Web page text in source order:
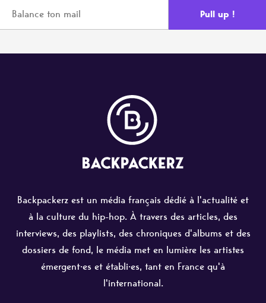
Backpackerz est un média français dédié à l'actualité et
à la culture du hip-hop. À travers des articles, des
interviews, des playlists, des chroniques d'albums et des
dossiers de fond, le média met en lumière les artistes
émergent·es et établi·es, tant en France qu'à
l'international.